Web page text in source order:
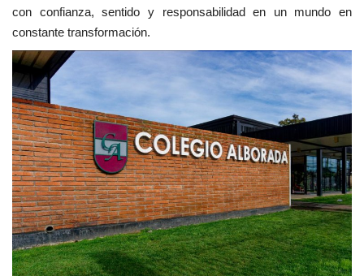
con confianza, sentido y responsabilidad en un mundo en
constante transformación.